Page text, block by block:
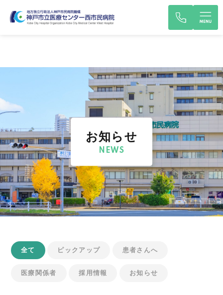
お知らせ
NEWS
全て ピックアップ 患者さんへ
医療関係者 採用情報 お知らせ